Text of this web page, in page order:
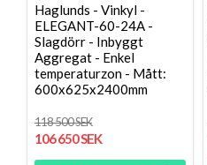
Haglunds - Vinkyl -
ELEGANT-60-24A -
Slagdörr - Inbyggt
Aggregat - Enkel
temperaturzon - Mått:
600x625x2400mm
118 500 SEK
106 650 SEK